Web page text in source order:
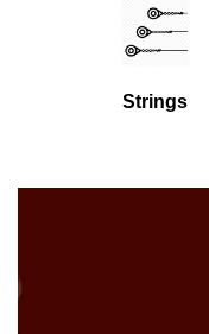
Strings